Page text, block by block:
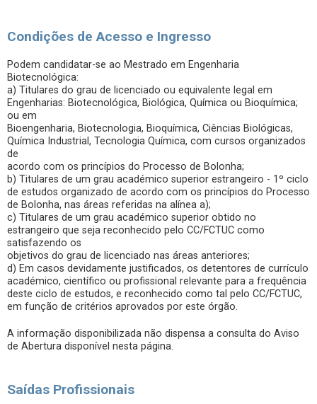
Condições de Acesso e Ingresso
Podem candidatar-se ao Mestrado em Engenharia
Biotecnológica:
a) Titulares do grau de licenciado ou equivalente legal em
Engenharias: Biotecnológica, Biológica, Química ou Bioquímica;
ou em
Bioengenharia, Biotecnologia, Bioquímica, Ciências Biológicas,
Química Industrial, Tecnologia Química, com cursos organizados
de
acordo com os princípios do Processo de Bolonha;
b) Titulares de um grau académico superior estrangeiro - 1º ciclo
de estudos organizado de acordo com os princípios do Processo
de Bolonha, nas áreas referidas na alínea a);
c) Titulares de um grau académico superior obtido no
estrangeiro que seja reconhecido pelo CC/FCTUC como
satisfazendo os
objetivos do grau de licenciado nas áreas anteriores;
d) Em casos devidamente justificados, os detentores de currículo
académico, científico ou profissional relevante para a frequência
deste ciclo de estudos, e reconhecido como tal pelo CC/FCTUC,
em função de critérios aprovados por este órgão.
A informação disponibilizada não dispensa a consulta do Aviso
de Abertura disponível nesta página.
Saídas Profissionais